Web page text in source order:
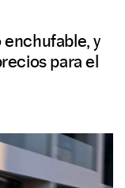
enchufable, y
para el